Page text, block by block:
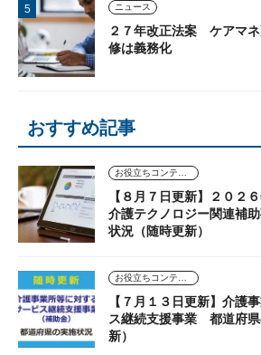
ニュース
２７年改正法案 ケアマ
修は義務化
おすすめ記事
お役立ちコンテンツ
【８月７日更新】２０２
介護テクノロジー関連補
状況（随時更新）
お役立ちコンテンツ
【７月１３日更新】介護
ス継続支援事業 都道府
新）